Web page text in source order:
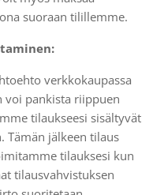
suoraan tilillemme.
verkkokaupassa
voi pankista riippuen
tilaukseesi sisältyvät
Tämän jälkeen tilaus
tilauksesi kun
tilausvahvistuksen